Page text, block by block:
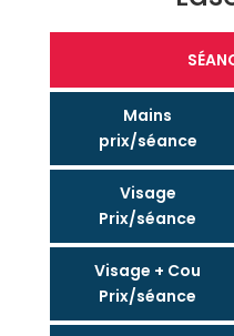
Mains
prix/séance
Visage
Prix/séance
Visage + Cou
Prix/séance